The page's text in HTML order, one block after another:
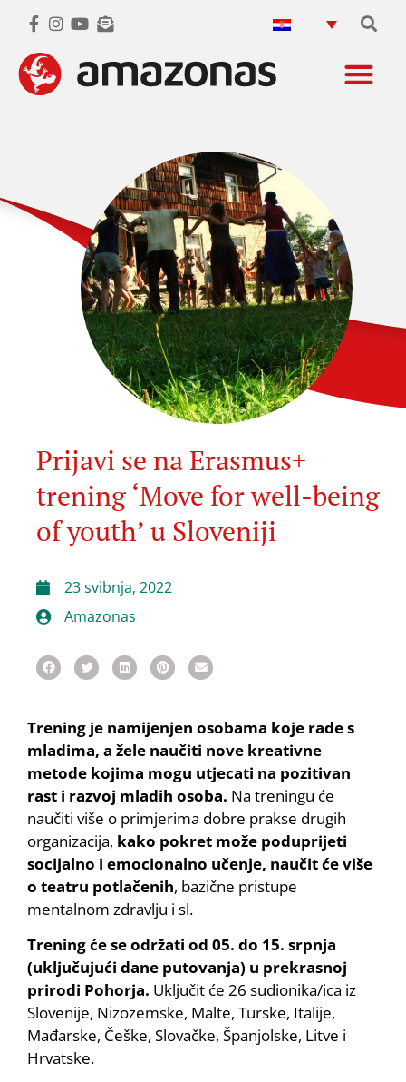
Prijavi se na Erasmus+
trening ‘Move for well-being
of youth’ u Sloveniji
23 svibnja, 2022
Amazonas
Trening je namijenjen osobama koje rade s
mladima, a žele naučiti nove kreativne
metode kojima mogu utjecati na pozitivan
rast i razvoj mladih osoba. Na treningu će
naučiti više o primjerima dobre prakse drugih
organizacija, kako pokret može poduprijeti
socijalno i emocionalno učenje, naučit će više
o teatru potlačenih, bazične pristupe
mentalnom zdravlju i sl.
Trening će se održati od 05. do 15. srpnja
(uključujući dane putovanja) u prekrasnoj
prirodi Pohorja. Uključit će 26 sudionika/ica iz
Slovenije, Nizozemske, Malte, Turske, Italije,
Mađarske, Češke, Slovačke, Španjolske, Litve i
Hrvatske.